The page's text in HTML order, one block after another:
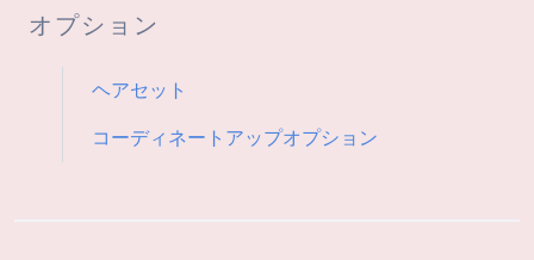
オプション
ヘアセット
コーディネートアップオプション